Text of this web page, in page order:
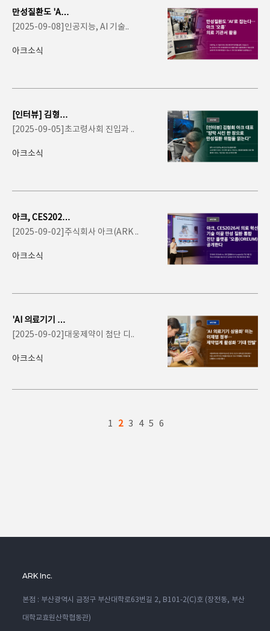
만성질환도 'A
I'로 잡는다…아
크 '오..
[2025-09-08]인공지능, AI 기술..
아크소식
[인터뷰] 김형회
아크 대표 "망막
사진 한 장으..
[2025-09-05]초고령사회 진입과 ..
아크소식
아크, CES2026
서 의료 혁신 기술
이끌 만성 질환 통
합..
[2025-09-02]주식회사 아크(ARK ..
아크소식
'AI 의료기기 상
용화' 미는 이재
명 정부…..
[2025-09-02]대웅제약이 첨단 디..
아크소식
1 2 3 4 5 6
ARK Inc.
본점 : 부산광역시 금정구 부산대학로63번길 2, B101-2(C)호 (장전동, 부산
대학교효원산학협동관)